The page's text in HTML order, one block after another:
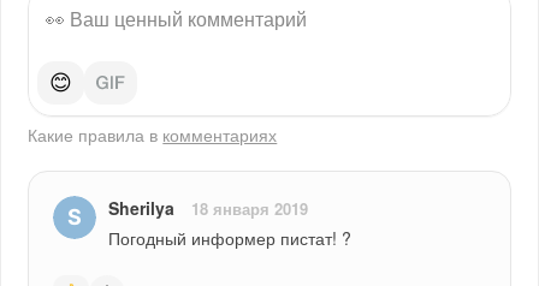
😊
Какие правила в комментариях
Sherilya 18 января 2019
Погодный информер пистат! ?